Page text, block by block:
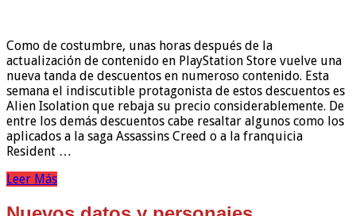
Como de costumbre, unas horas después de la
actualización de contenido en PlayStation Store vuelve una
nueva tanda de descuentos en numeroso contenido. Esta
semana el indiscutible protagonista de estos descuentos es
Alien Isolation que rebaja su precio considerablemente. De
entre los demás descuentos cabe resaltar algunos como los
aplicados a la saga Assassins Creed o a la franquicia
Resident …
Leer Más